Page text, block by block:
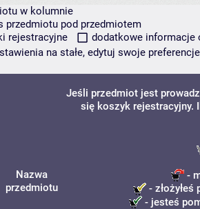
w kolumnie
przedmiotu pod przedmiotem
rejestracyjne
dodatkowe informacje
na stałe, edytuj swoje
Nazwa
przedmiotu
Jeśli przedmiot jest
się koszyk rejestracyjny.
-
- złożyłeś
- jesteś